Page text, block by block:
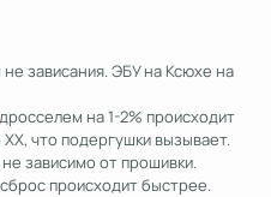
зависания. ЭБУ на Ксюхе на
на 1-2% происходит
что подергушки вызывает.
зависимо от прошивки.
происходит быстрее.